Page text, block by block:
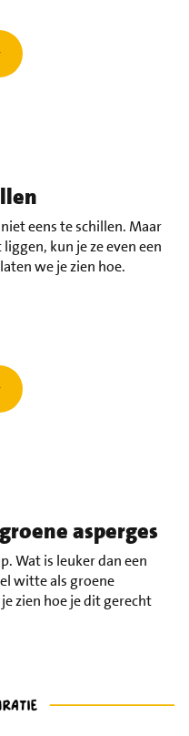
af
eens te schillen. Maar
kun je ze even een
we je zien hoe.
af
asperges
Wat is leuker dan een
witte als groene
zien hoe je dit gerecht